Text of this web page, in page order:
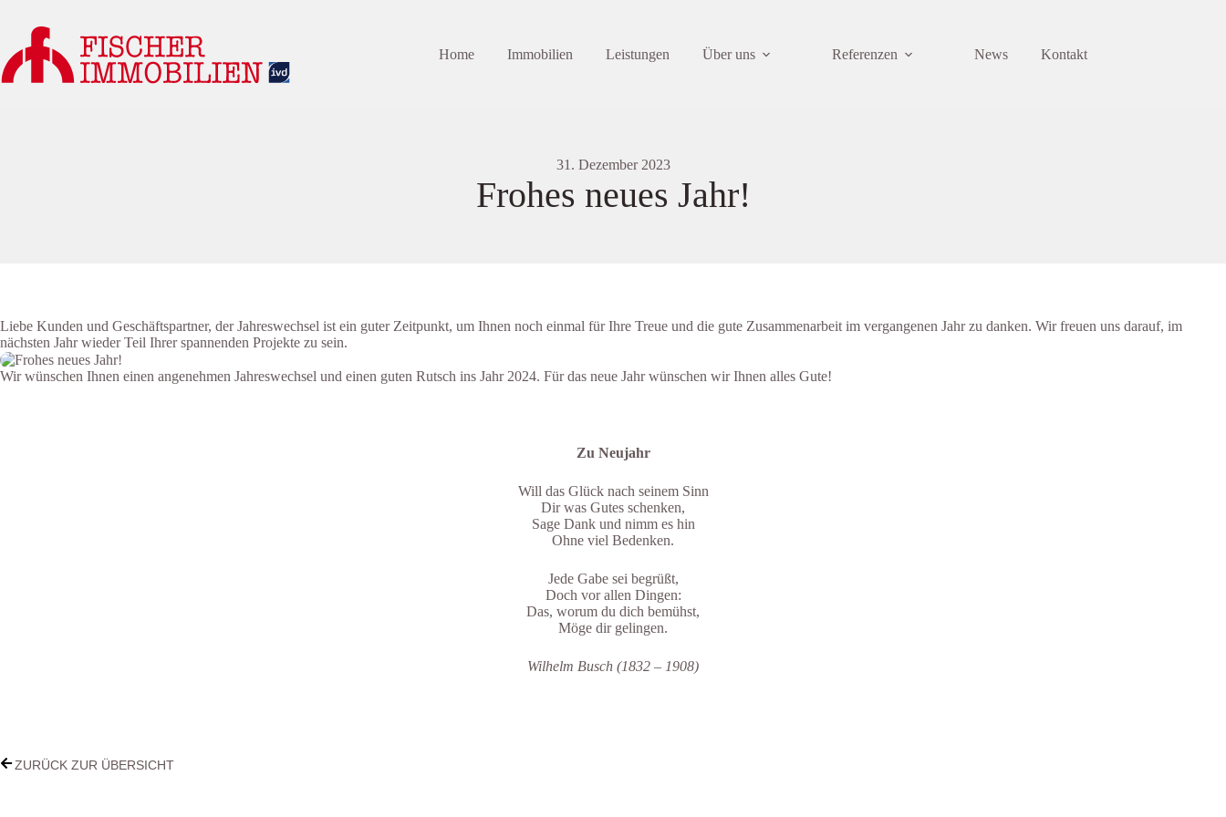
springen
Home
Immobilien Leistungen Über uns Referenzen News Kontakt
31. Dezember 2023
Frohes neues Jahr!
Liebe Kunden und Geschäftspartner, der Jahreswechsel ist ein guter Zeitpunkt, um Ihnen noch einmal für Ihre Treue und die gute Zusammenarbeit im vergangenen Jahr zu danken. Wir freuen uns darauf, im
nächsten Jahr wieder Teil Ihrer spannenden Projekte zu sein.
Wir wünschen Ihnen einen angenehmen Jahreswechsel und einen guten Rutsch ins Jahr 2024. Für das neue Jahr wünschen wir Ihnen alles Gute!
Zu Neujahr
Will das Glück nach seinem Sinn
Dir was Gutes schenken,
Sage Dank und nimm es hin
Ohne viel Bedenken.
Jede Gabe sei begrüßt,
Doch vor allen Dingen:
Das, worum du dich bemühst,
Möge dir gelingen.
Wilhelm Busch (1832 – 1908)
ZURÜCK ZUR ÜBERSICHT